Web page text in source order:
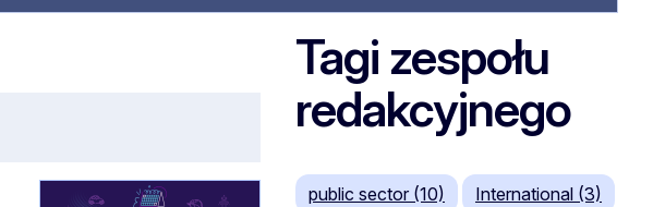
Tagi zespołu
redakcyjnego
public sector (10) International (3)